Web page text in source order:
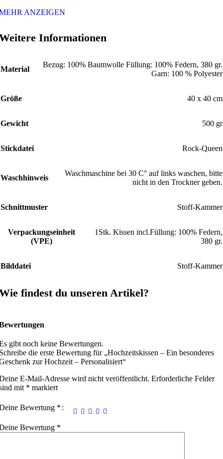
ANZEIGEN
Informationen
Material
Bezug: 100% Baumwolle Füllung: 100% Federn, 380 gr.
Garn: 100 % Polyester
Größe 40 x 40 cm
Gewicht 500 gr
Stickdatei Rock-Queen
Waschhinweis
Waschmaschine bei 30 C° auf links waschen, bitte
nicht in den Trockner geben.
Schnittmuster Stoff-Kammer
Verpackungseinheit
(VPE)
1Stk. Kissen incl.Füllung: 100% Federn,
380 gr.
Bilddatei Stoff-Kammer
findest du unseren Artikel?
gibt noch keine Bewertungen.
die erste Bewertung für „Hochzeitskissen – Ein besonderes
zur Hochzeit – Personalisiert“
E-Mail-Adresse wird nicht veröffentlicht. Erforderliche Felder
mit * markiert
Bewertung *
Bewertung *